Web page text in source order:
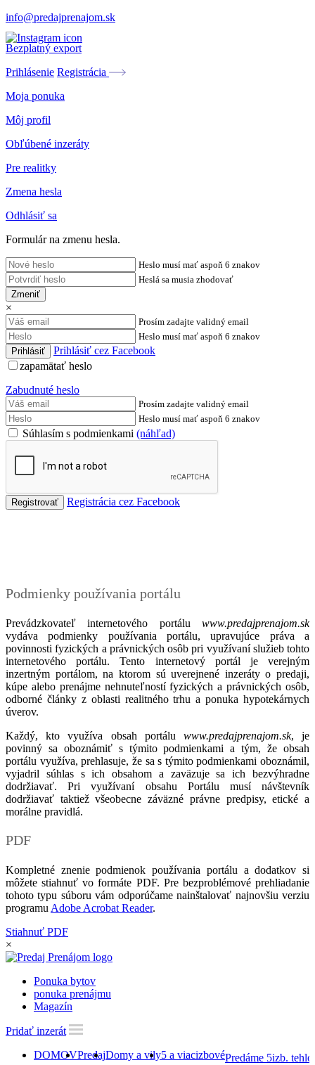
info@predajprenajom.sk
Bezplatný export
Prihlásenie Registrácia
Moja ponuka
Môj profil
Obľúbené inzeráty
Pre realitky
Zmena hesla
Odhlásiť sa
Formulár na zmenu hesla.
Heslo musí mať aspoň 6 znakov
Heslá sa musia zhodovať
Zmeniť
×
Prosím zadajte validný email
Heslo musí mať aspoň 6 znakov
Prihlásiť cez Facebook
zapamätať heslo
Zabudnuté heslo
Prosím zadajte validný email
Heslo musí mať aspoň 6 znakov
Súhlasím s podmienkami (náhľad)
Registrácia cez Facebook
Podmienky používania portálu
Prevádzkovateľ internetového portálu www.predajprenajom.sk
vydáva podmienky používania portálu, upravujúce práva a
povinnosti fyzických a právnických osôb pri využívaní služieb tohto
internetového portálu. Tento internetový portál je verejným
inzertným portálom, na ktorom sú uverejnené inzeráty o predaji,
kúpe alebo prenájme nehnuteľností fyzických a právnických osôb,
odborné články z oblasti realitného trhu a ponuka hypotekárnych
úverov.
Každý, kto využíva obsah portálu www.predajprenajom.sk, je
povinný sa oboznámiť s týmito podmienkami a tým, že obsah
portálu využíva, prehlasuje, že sa s týmito podmienkami oboznámil,
vyjadril súhlas s ich obsahom a zaväzuje sa ich bezvýhradne
dodržiavať. Pri využívaní obsahu Portálu musí návštevník
dodržiavať taktiež všeobecne záväzné právne predpisy, etické a
morálne pravidlá.
PDF
Kompletné znenie podmienok používania portálu a dodatkov si
môžete stiahnuť vo formáte PDF. Pre bezproblémové prehliadanie
tohoto typu súboru vám odporúčame nainštalovať najnovšiu verziu
programu Adobe Acrobat Reader.
Stiahnuť PDF
×
Ponuka bytov
ponuka prenájmu
Magazín
Pridať inzerát
DOMOVPredajDomy a vily5 a viacizbovéPredáme 5izb.